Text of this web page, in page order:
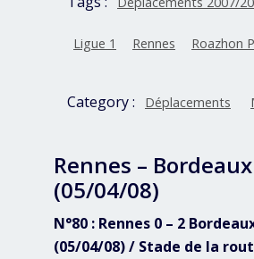
Ligue 1 Rennes Roazhon
Category : Déplacements
Rennes – Bordeaux
(05/04/08)
N°80 : Rennes 0 – 2
(05/04/08) / Stade de la